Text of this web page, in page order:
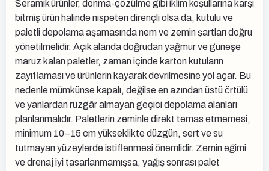
Seramik ürünler, donma-çözülme gibi iklim koşullarına karşı
bitmiş ürün halinde nispeten dirençli olsa da, kutulu ve
paletli depolama aşamasında nem ve zemin şartları doğru
yönetilmelidir. Açık alanda doğrudan yağmur ve güneşe
maruz kalan paletler, zaman içinde karton kutuların
zayıflaması ve ürünlerin kayarak devrilmesine yol açar. Bu
nedenle mümkünse kapalı, değilse en azından üstü örtülü
ve yanlardan rüzgâr almayan geçici depolama alanları
planlanmalıdır. Paletlerin zeminle direkt temas etmemesi,
minimum 10–15 cm yükseklikte düzgün, sert ve su
tutmayan yüzeylerde istiflenmesi önemlidir. Zemin eğimi
ve drenaj iyi tasarlanmamışsa, yağış sonrası palet